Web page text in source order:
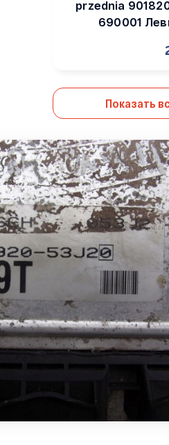
przednia
690001
Показать